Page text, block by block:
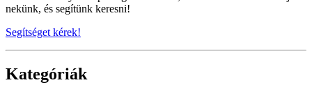
nekünk, és segítünk keresni!
Segítséget kérek!
Kategóriák